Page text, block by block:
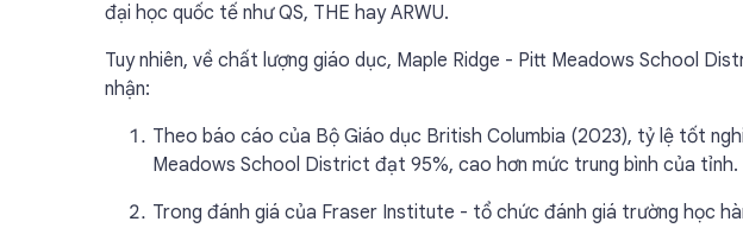
đại học quốc tế như QS, THE hay ARWU.
Tuy nhiên, về chất lượng giáo dục, Maple Ridge - Pitt Meadows School
nhận:
Theo báo cáo của Bộ Giáo dục British Columbia (2023), tỷ lệ tốt
Meadows School District đạt 95%, cao hơn mức trung bình của tỉnh.
Trong đánh giá của Fraser Institute - tổ chức đánh giá trường học